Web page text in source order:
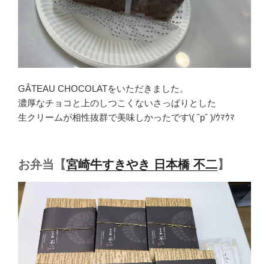
GÂTEAU CHOCOLATをいただきました。
濃厚なチョコと上のしつこくないさっぱりとした
生クリームが相性抜群で美味しかったです\( ˆpˆ )/ｳﾏｳﾏ
お弁当【宮崎牛すきやき 日本橋 不二】